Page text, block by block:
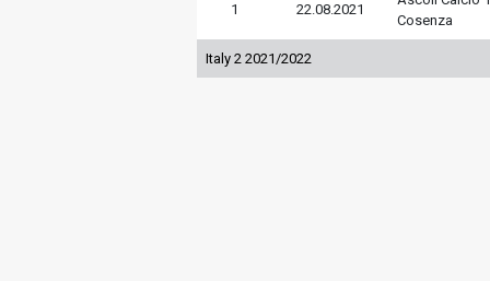
1 22.08.2021
Cosenza
Italy 2 2021/2022